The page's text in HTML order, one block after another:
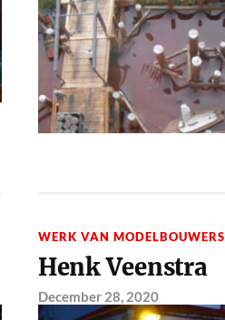
WERK VAN MODELBOUWERS
Henk Veenstra
December 28, 2020